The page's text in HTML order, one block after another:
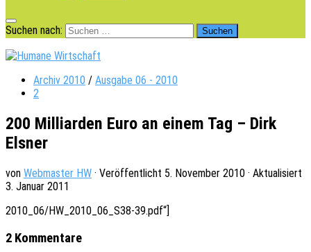
Suchen nach:
Archiv 2010 / Ausgabe 06 - 2010
2
200 Milliarden Euro an einem Tag – Dirk
Elsner
von Webmaster HW · Veröffentlicht 5. November 2010 · Aktualisiert
3. Januar 2011
2010_06/HW_2010_06_S38-39.pdf“]
2 Kommentare